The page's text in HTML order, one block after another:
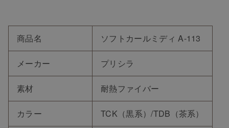
商品名 ソフトカールミディ A-113
メーカー プリシラ
素材 耐熱ファイバー
カラー TCK（黒系）/TDB（茶系）